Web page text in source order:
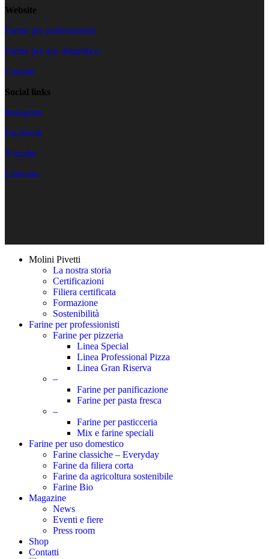
Website
Farine per professionisti
Farine per uso domestico
Contatti
Social links
Instagram
Facebook
Youtube
Linkedin
Close
Molini Pivetti
La nostra storia
Certificazioni
Filiera certificata
Formazione
Sostenibilità
Farine per professionisti
Farine per pizzeria
Linea Special
Linea Professional Pizza
Linea Gran Riserva
–
Farine per panificazione
Farine per pasta fresca
–
Farine per pasticceria
Mix e farine speciali
Farine per uso domestico
Farine classiche – Everyday
Farine da filiera corta
Farine da agricoltura sostenibile
Farine Bio
Magazine
News
Eventi e fiere
Press room
Shop
Contatti